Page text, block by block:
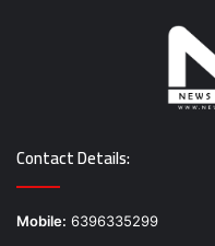
Contact Details:
Mobile: 6396335299